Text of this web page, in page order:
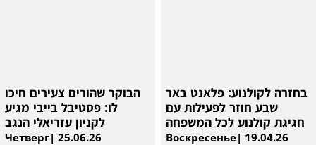
הבוקר שהורים צעירים חיכו
לו: פסטיבל בייבי מגיע
לקניון עזריאלי הנגב
Четверг| 25.06.26
בחזרה לקולנוע: פלאנט באר
שבע חוזר לפעילות עם
חגיגת קולנוע לכל המשפחה
Воскресенье| 19.04.26